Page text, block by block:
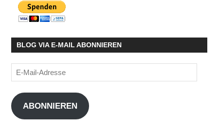
BLOG VIA E-MAIL ABONNIEREN
E-
Mail-
Adresse
ABONNIEREN